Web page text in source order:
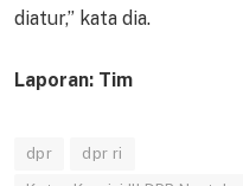
diatur,” kata dia.
Laporan: Tim
dpr dpr ri